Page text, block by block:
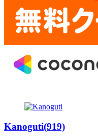
Kanoguti(919)